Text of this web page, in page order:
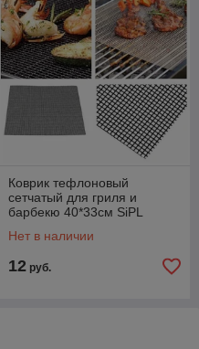
Коврик тефлоновый
сетчатый для гриля и
барбекю 40*33см SiPL
Нет в наличии
12 руб.